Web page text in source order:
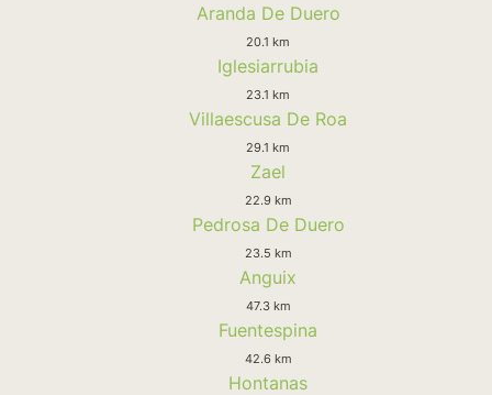
Aranda De Duero
20.1 km
Iglesiarrubia
23.1 km
Villaescusa De Roa
29.1 km
Zael
22.9 km
Pedrosa De Duero
23.5 km
Anguix
47.3 km
Fuentespina
42.6 km
Hontanas